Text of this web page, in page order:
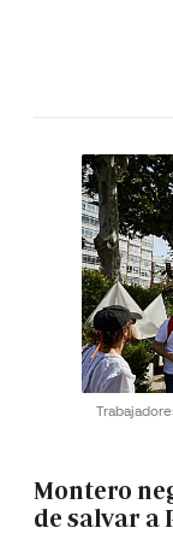
Montero
de salvar a